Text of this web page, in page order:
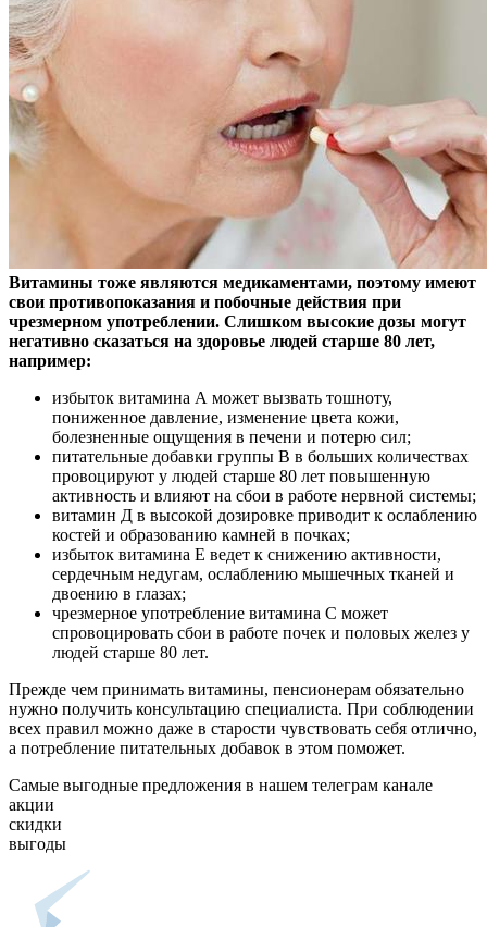
Витамины тоже являются медикаментами, поэтому имеют
свои противопоказания и побочные действия при
чрезмерном употреблении. Слишком высокие дозы могут
негативно сказаться на здоровье людей старше 80 лет,
например:
избыток витамина А может вызвать тошноту,
пониженное давление, изменение цвета кожи,
болезненные ощущения в печени и потерю сил;
питательные добавки группы В в больших количествах
провоцируют у людей старше 80 лет повышенную
активность и влияют на сбои в работе нервной системы;
витамин Д в высокой дозировке приводит к ослаблению
костей и образованию камней в почках;
избыток витамина Е ведет к снижению активности,
сердечным недугам, ослаблению мышечных тканей и
двоению в глазах;
чрезмерное употребление витамина С может
спровоцировать сбои в работе почек и половых желез у
людей старше 80 лет.
Прежде чем принимать витамины, пенсионерам обязательно
нужно получить консультацию специалиста. При соблюдении
всех правил можно даже в старости чувствовать себя отлично,
а потребление питательных добавок в этом поможет.
Самые выгодные предложения в нашем телеграм канале
акции
скидки
выгоды